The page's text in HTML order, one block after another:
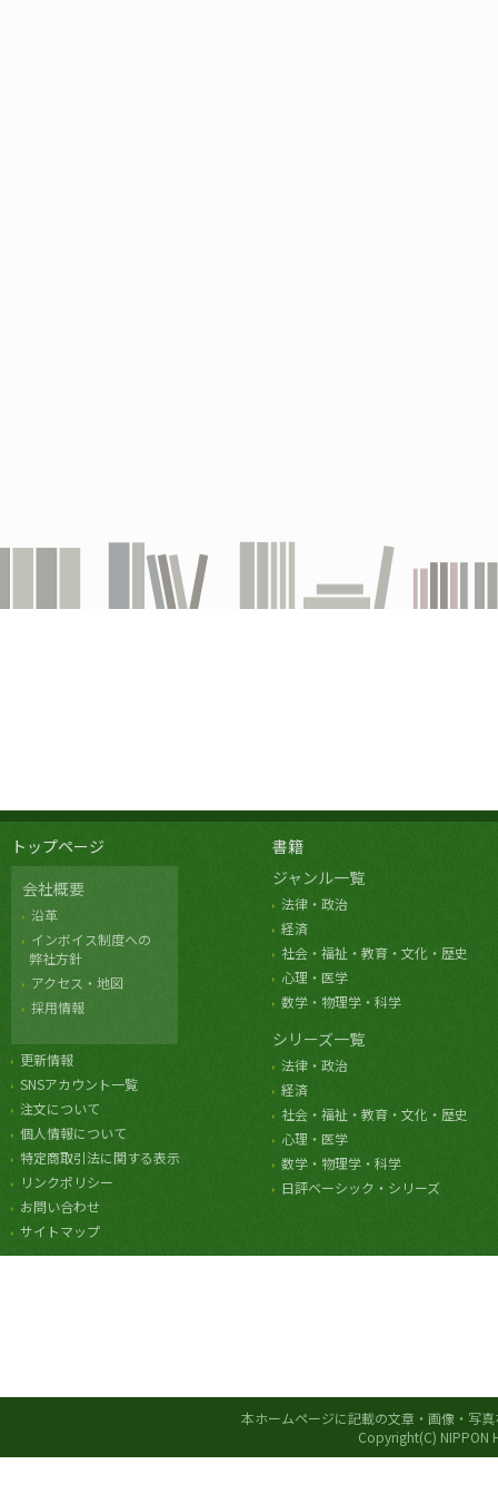
トップページ
会社概要
沿革
インボイス制度への
弊社方針
アクセス・地図
採用情報
更新情報
SNSアカウント一覧
注文について
個人情報について
特定商取引法に関する表示
リンクポリシー
お問い合わせ
サイトマップ
書籍
ジャンル一覧
法律・政治
経済
社会・福祉・教育・文化・歴史
心理・医学
数学・物理学・科学
シリーズ一覧
法律・政治
経済
社会・福祉・教育・文化・歴史
心理・医学
数学・物理学・科学
日評ベーシック・シリーズ
本ホームページに記載の文章・画像・写
Copyright(C) NIPPON